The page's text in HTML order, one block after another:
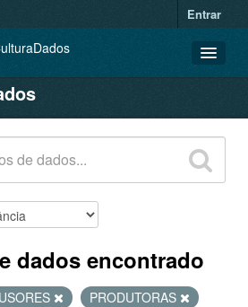
Entrar
dados encontrado
PRODUTORAS